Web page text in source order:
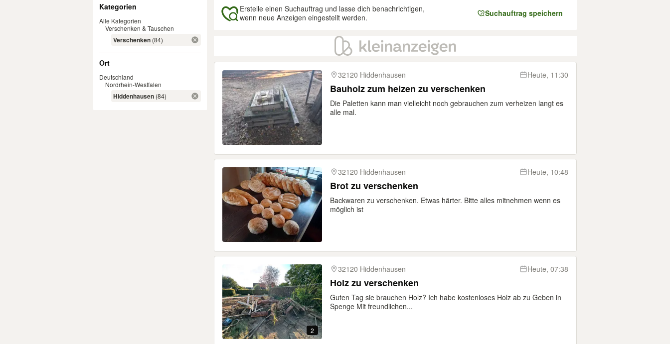
Kategorien
Alle Kategorien
Verschenken & Tauschen
Verschenken (84)
Ort
Deutschland
Nordrhein-Westfalen
Hiddenhausen (84)
Erstelle einen Suchauftrag und lasse dich benachrichtigen,
wenn neue Anzeigen eingestellt werden.
Suchauftrag speichern
Ergebnisse
32120 Hiddenhausen
Heute, 11:30
Bauholz zum heizen zu verschenken
Die Paletten kann man vielleicht noch gebrauchen zum verheizen langt es
alle mal.
32120 Hiddenhausen Heute, 10:48
Brot zu verschenken
Backwaren zu verschenken. Etwas härter. Bitte alles mitnehmen wenn es
möglich ist
2
32120 Hiddenhausen Heute, 07:38
Holz zu verschenken
Guten Tag sie brauchen Holz? Ich habe kostenloses Holz ab zu Geben in
Spenge Mit freundlichen...